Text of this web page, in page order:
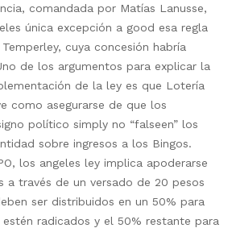
comandada por Matías Lanusse,
única excepción a good esa regla
cuya concesión habría
de los argumentos para explicar la
de la ley es que Lotería
como asegurarse de que los
político simply no “falseen” los
sobre ingresos a los Bingos.
los angeles ley implica apoderarse
a través de un versado de 20 pesos
ser distribuidos en un 50% para
radicados y el 50% restante para